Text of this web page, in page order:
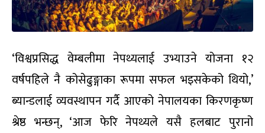
‘विश्वप्रसिद्ध वेम्बलीमा नेपथ्यलाई उभ्याउने योजना १२
वर्षपहिले नै कोसेढुङ्गाका रूपमा सफल भइसकेको थियो,’
ब्यान्डलाई व्यवस्थापन गर्दै आएको नेपालयका किरणकृष्ण
श्रेष्ठ भन्छन्, ‘आज फेरि नेपथ्यले यसै हलबाट पुरानो